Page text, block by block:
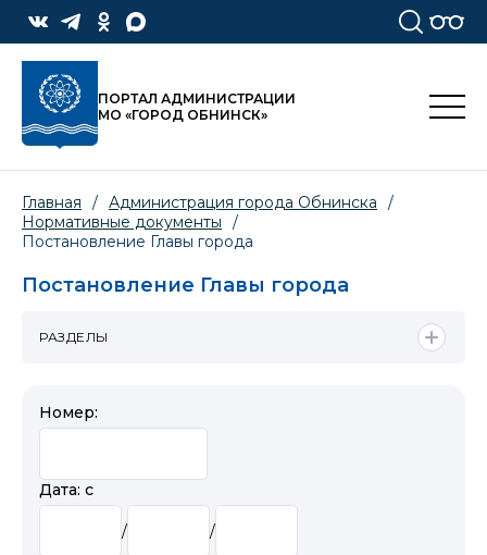
ПОРТАЛ АДМИНИСТРАЦИИ
МО «ГОРОД ОБНИНСК»
Главная / Администрация города Обнинска
/
Нормативные документы
/
Постановление Главы города
Постановление Главы города
Номер:
Дата: с
/
/
РАЗДЕЛЫ